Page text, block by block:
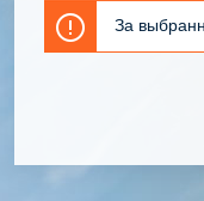
За